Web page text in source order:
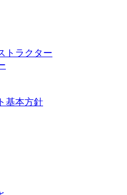
トラクター
基本方針